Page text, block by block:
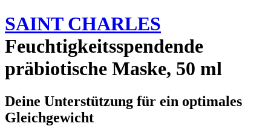
SAINT CHARLES
Feuchtigkeitsspendende
präbiotische Maske, 50 ml
Deine Unterstützung für ein optimales
Gleichgewicht